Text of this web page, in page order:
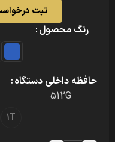
ثبت
رنگ محصول
حافظه داخلی دستگاه
512G
1T